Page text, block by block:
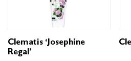
Clematis ‘Josephine
Regal’